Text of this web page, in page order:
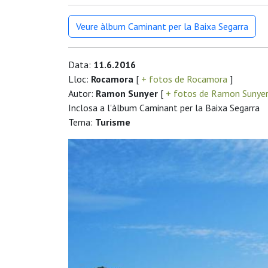
Veure àlbum Caminant per la Baixa Segarra
Data: 11.6.2016
Lloc: Rocamora [ + fotos de Rocamora ]
Autor: Ramon Sunyer [ + fotos de Ramon
Inclosa a l'àlbum Caminant per la Baixa Segarra
Tema: Turisme